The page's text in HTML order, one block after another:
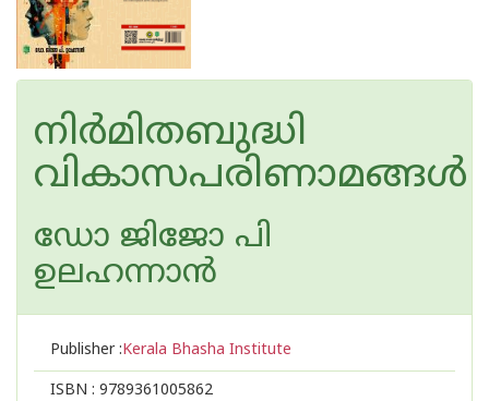
നിർമിതബുദ്ധി
വികാസപരിണാമങ്ങൾ
ഡോ ജിജോ പി
ഉലഹന്നാൻ
Publisher :Kerala Bhasha Institute
ISBN : 9789361005862